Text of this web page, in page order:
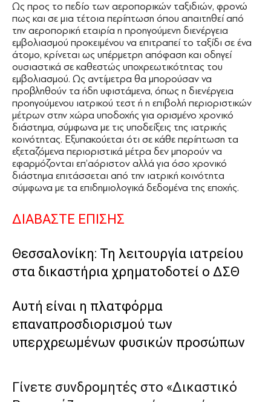
Ως προς το πεδίο των αεροπορικών ταξιδιών, φρονώ
πως και σε μια τέτοια περίπτωση όπου απαιτηθεί από
την αεροπορική εταιρία η προηγούμενη διενέργεια
εμβολιασμού προκειμένου να επιτραπεί το ταξίδι σε ένα
άτομο, κρίνεται ως υπέρμετρη απόφαση και οδηγεί
ουσιαστικά σε καθεστώς υποχρεωτικότητας του
εμβολιασμού. Ως αντίμετρα θα μπορούσαν να
προβληθούν τα ήδη υφιστάμενα, όπως η διενέργεια
προηγούμενου ιατρικού τεστ ή η επιβολή περιοριστικών
μέτρων στην χώρα υποδοχής για ορισμένο χρονικό
διάστημα, σύμφωνα με τις υποδείξεις της ιατρικής
κοινότητας. Εξυπακούεται ότι σε κάθε περίπτωση τα
εξεταζόμενα περιοριστικά μέτρα δεν μπορούν να
εφαρμόζονται επ’αόριστον αλλά για όσο χρονικό
διάστημα επιτάσσεται από την ιατρική κοινότητα
σύμφωνα με τα επιδημιολογικά δεδομένα της εποχής.
ΔΙΑΒΑΣΤΕ ΕΠΙΣΗΣ
Θεσσαλονίκη: Τη λειτουργία ιατρείου
στα δικαστήρια χρηματοδοτεί ο ΔΣΘ
Αυτή είναι η πλατφόρμα
επαναπροσδιορισμού των
υπερχρεωμένων φυσικών προσώπων
Γίνετε συνδρομητές στο «Δικαστικό